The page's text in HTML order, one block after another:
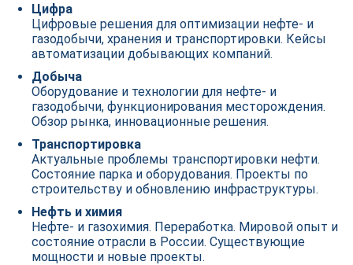
Цифра
Цифровые решения для оптимизации нефте- и
газодобычи, хранения и транспортировки. Кейсы
автоматизации добывающих компаний.
Добыча
Оборудование и технологии для нефте- и
газодобычи, функционирования месторождения.
Обзор рынка, инновационные решения.
Транспортировка
Актуальные проблемы транспортировки нефти.
Состояние парка и оборудования. Проекты по
строительству и обновлению инфраструктуры.
Нефть и химия
Нефте- и газохимия. Переработка. Мировой опыт и
состояние отрасли в России. Существующие
мощности и новые проекты.